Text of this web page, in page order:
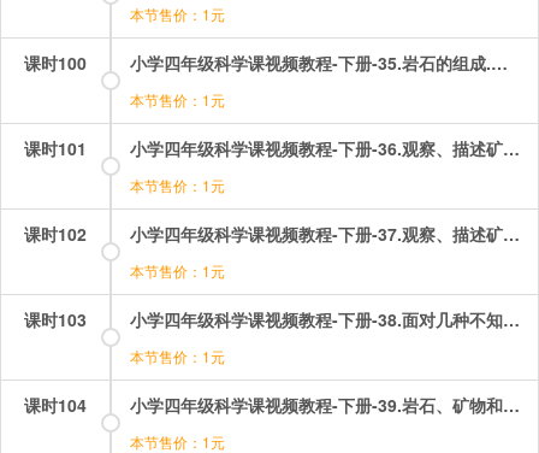
本节售价：1元
课时100 小学四年级科学课视频教程-下册-35.岩石的组成.mp4
本节售价：1元
课时101 小学四年级科学课视频教程-下册-36.观察、描述矿物（一）.mp4
本节售价：1元
课时102 小学四年级科学课视频教程-下册-37.观察、描述矿物（二）.mp4
本节售价：1元
课时103 小学四年级科学课视频教程-下册-38.面对几种不知名矿物.mp4
本节售价：1元
课时104 小学四年级科学课视频教程-下册-39.岩石、矿物和我们.mp4
本节售价：1元